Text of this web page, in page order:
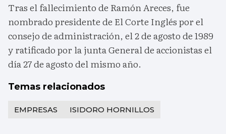
Tras el fallecimiento de Ramón Areces, fue
nombrado presidente de El Corte Inglés por el
consejo de administración, el 2 de agosto de 1989
y ratificado por la junta General de accionistas el
día 27 de agosto del mismo año.
Temas relacionados
EMPRESAS ISIDORO HORNILLOS